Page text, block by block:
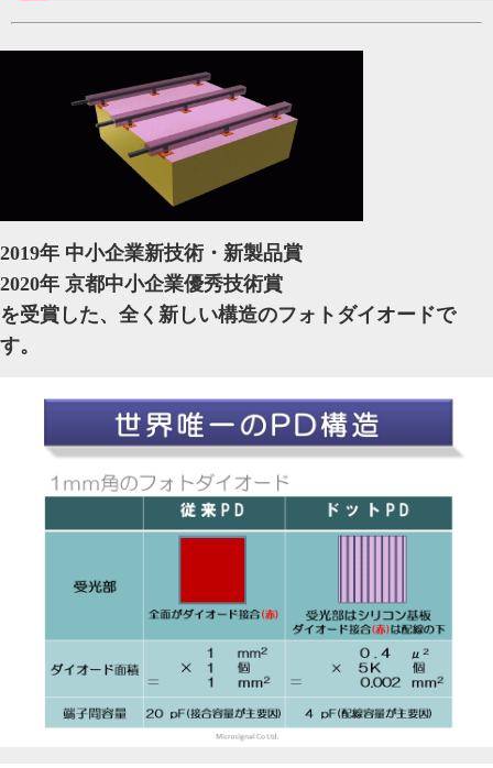
2019年 中小企業新技術・新製品賞
2020年 京都中小企業優秀技術賞
を受賞した、 全く新しい構造のフォトダイオードで
す。